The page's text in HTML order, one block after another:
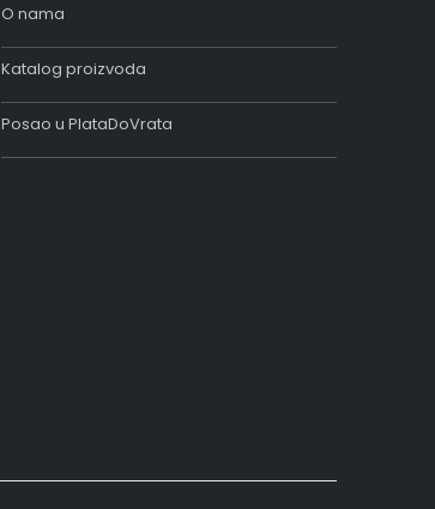
O nama
Katalog proizvoda
Posao u PlataDoVrata